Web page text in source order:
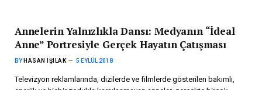
Annelerin Yalnızlıkla Dansı: Medyanın “İdeal
Anne” Portresiyle Gerçek Hayatın Çatışması
BY HASAN IŞILAK 5 EYLÜL 2018
Televizyon reklamlarında, dizilerde ve filmlerde gösterilen bakımlı,